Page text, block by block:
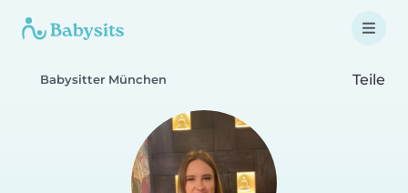
Babysitter München Teile